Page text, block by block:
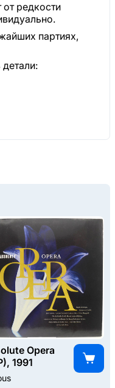
от редкости
партиях,
Opera
1991